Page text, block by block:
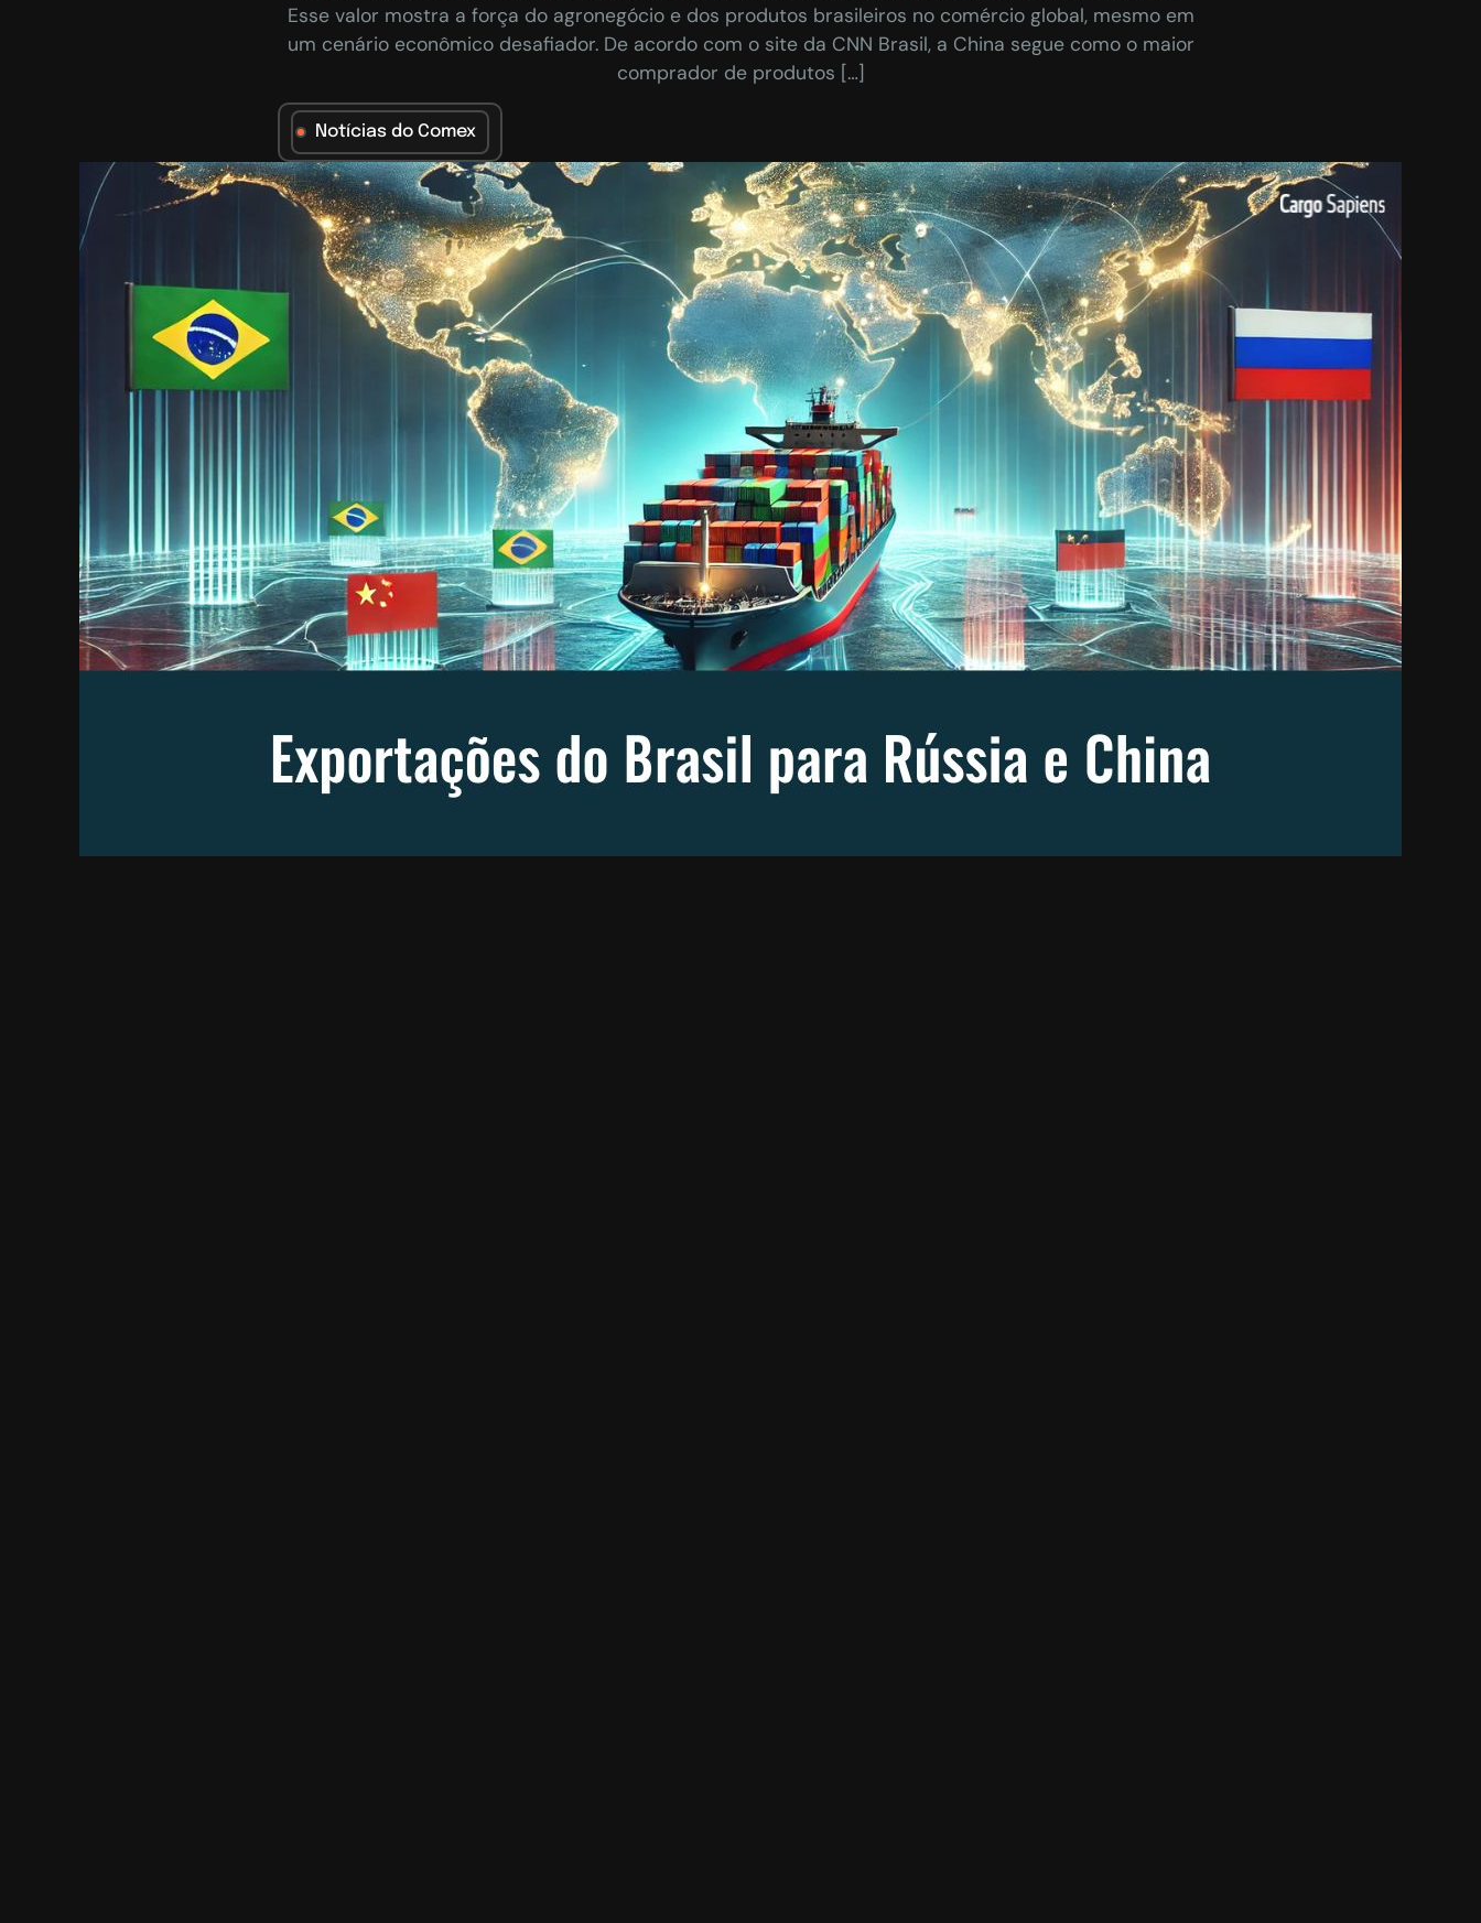
Esse valor mostra a força do agronegócio e dos produtos brasileiros no comércio global, mesmo em
um cenário econômico desafiador. De acordo com o site da CNN Brasil, a China segue como o maior
comprador de produtos […]
Notícias do Comex